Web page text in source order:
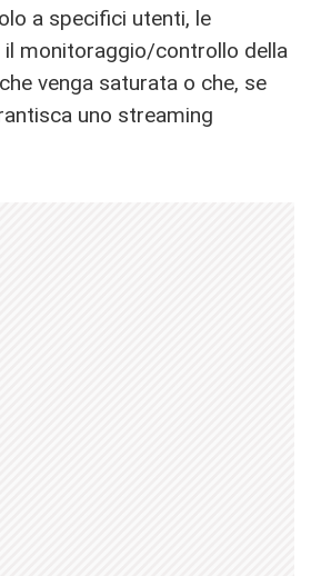
a specifici utenti, le
il monitoraggio/controllo della
venga saturata o che, se
uno streaming